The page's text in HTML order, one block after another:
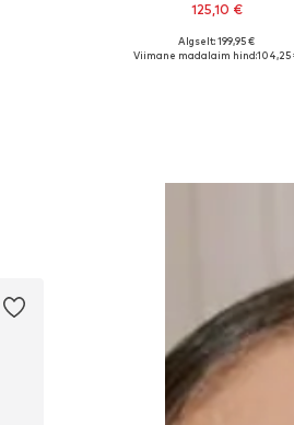
125,10 €
Saadaolevad suurused: 35, 36
Algselt: 199,95 €
Viimane madalaim hind:104,25